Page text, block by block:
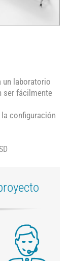
un laboratorio
ser fácilmente
configuración